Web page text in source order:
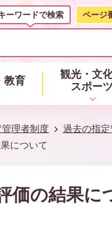
ーワードで検索 ページ
教育
観光・文
スポーツ
理者制度
過去の指
について
価の結果に